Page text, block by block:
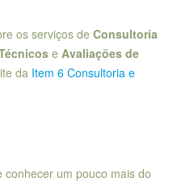
os serviços de Consultoria
e Avaliações de
da Item 6 Consultoria e
um pouco mais do